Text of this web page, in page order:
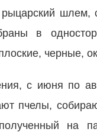
рыцарский шлем,
в
черные,
с июня по
пчелы,
на